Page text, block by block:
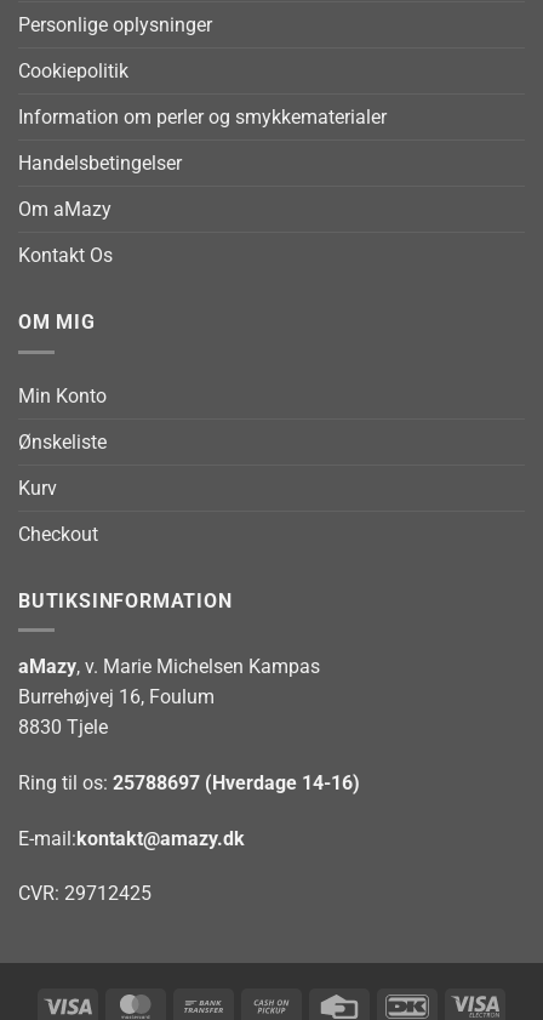
Personlige oplysninger
Cookiepolitik
Information om perler og smykkematerialer
Handelsbetingelser
Om aMazy
Kontakt Os
OM MIG
Min Konto
Ønskeliste
Kurv
Checkout
BUTIKSINFORMATION
aMazy, v. Marie Michelsen Kampas
Burrehøjvej 16, Foulum
8830 Tjele
Ring til os: 25788697 (Hverdage 14-16)
E-mail:kontakt@amazy.dk
CVR: 29712425
Visa MasterCardBank Cash Credit DanKort Visa